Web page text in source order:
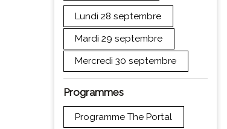
lundi 28 septembre
mardi 29 septembre
mercredi 30 septembre
Programmes
Programme The Portal